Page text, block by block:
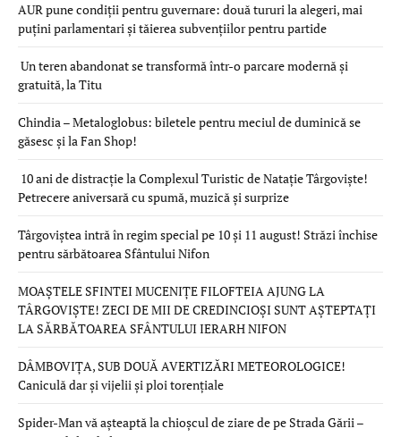
AUR pune condiții pentru guvernare: două tururi la alegeri, mai
puțini parlamentari și tăierea subvențiilor pentru partide
Un teren abandonat se transformă într-o parcare modernă și
gratuită, la Titu
Chindia – Metaloglobus: biletele pentru meciul de duminică se
găsesc și la Fan Shop!
10 ani de distracție la Complexul Turistic de Natație Târgoviște!
Petrecere aniversară cu spumă, muzică și surprize
Târgoviștea intră în regim special pe 10 și 11 august! Străzi închise
pentru sărbătoarea Sfântului Nifon
MOAȘTELE SFINTEI MUCENIȚE FILOFTEIA AJUNG LA
TÂRGOVIȘTE! ZECI DE MII DE CREDINCIOȘI SUNT AȘTEPTAȚI
LA SĂRBĂTOAREA SFÂNTULUI IERARH NIFON
DÂMBOVIȚA, SUB DOUĂ AVERTIZĂRI METEOROLOGICE!
Caniculă dar și vijelii și ploi torențiale
Spider-Man vă așteaptă la chioșcul de ziare de pe Strada Gării –